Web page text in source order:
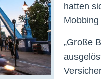
hatten
„Große